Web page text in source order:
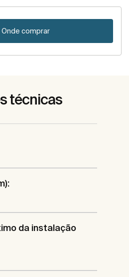
Onde comprar
técnicas
da instalação